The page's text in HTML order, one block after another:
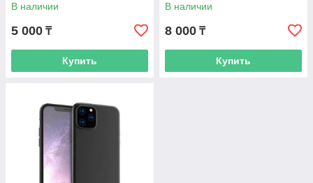
В наличии
5 000 ₸
Купить
В наличии
8 000 ₸
Купить